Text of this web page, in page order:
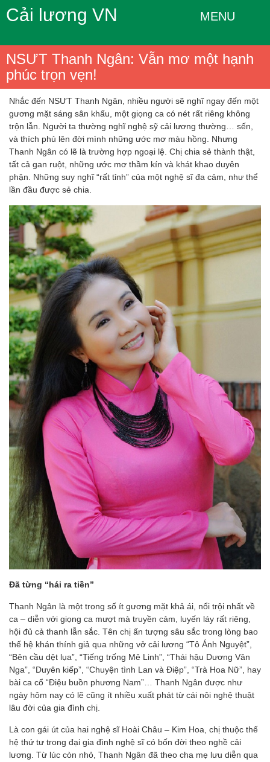
Cải lương VN MENU
NSƯT Thanh Ngân: Vẫn mơ một hạnh
phúc trọn vẹn!
Nhắc đến NSƯT Thanh Ngân, nhiều người sẽ nghĩ ngay đến một
gương mặt sáng sân khấu, một giọng ca có nét rất riêng không
trộn lẫn. Người ta thường nghĩ nghệ sỹ cải lương thường… sến,
và thích phủ lên đời mình những ước mơ màu hồng. Nhưng
Thanh Ngân có lẽ là trường hợp ngoại lệ. Chị chia sẻ thành thật,
tất cả gan ruột, những ước mơ thầm kín và khát khao duyên
phận. Những suy nghĩ “rất tỉnh” của một nghệ sĩ đa cảm, như thể
lần đầu được sẻ chia.
Đã từng “hái ra tiền”
Thanh Ngân là một trong số ít gương mặt khả ái, nổi trội nhất về
ca – diễn với giọng ca mượt mà truyền cảm, luyến láy rất riêng,
hội đủ cả thanh lẫn sắc. Tên chị ấn tượng sâu sắc trong lòng bao
thế hệ khán thính giả qua những vở cải lương “Tô Ánh Nguyệt”,
“Bên cầu dệt lụa”, “Tiếng trống Mê Linh”, “Thái hậu Dương Vân
Nga”, “Duyên kiếp”, “Chuyện tình Lan và Điệp”, “Trà Hoa Nữ”, hay
bài ca cổ “Điệu buồn phương Nam”… Thanh Ngân được như
ngày hôm nay có lẽ cũng ít nhiều xuất phát từ cái nôi nghệ thuật
lâu đời của gia đình chị.
Là con gái út của hai nghệ sĩ Hoài Châu – Kim Hoa, chị thuộc thế
hệ thứ tư trong đại gia đình nghệ sĩ có bốn đời theo nghề cải
lương. Từ lúc còn nhỏ, Thanh Ngân đã theo cha mẹ lưu diễn qua